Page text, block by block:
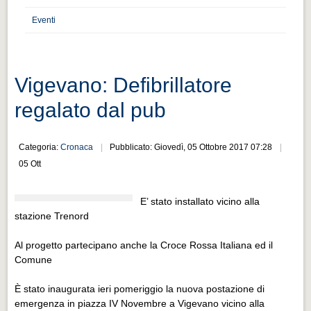
Cultura e turismo 4.0
Cultura e turismo 4.0
PROGETTI
Progetti Realizzati
Progetti Realizzati
EVENTI
Eventi
Vigevano: Defibrillatore
regalato dal pub
Categoria:Cronaca
Pubblicato: Giovedì, 05 Ottobre 2017 07:28
05 Ott
E’ stato installato vicino alla
stazione Trenord
Al progetto partecipano anche la Croce Rossa Italiana ed il
Comune
È stato inaugurata ieri pomeriggio la nuova postazione di
emergenza in piazza IV Novembre a Vigevano vicino alla